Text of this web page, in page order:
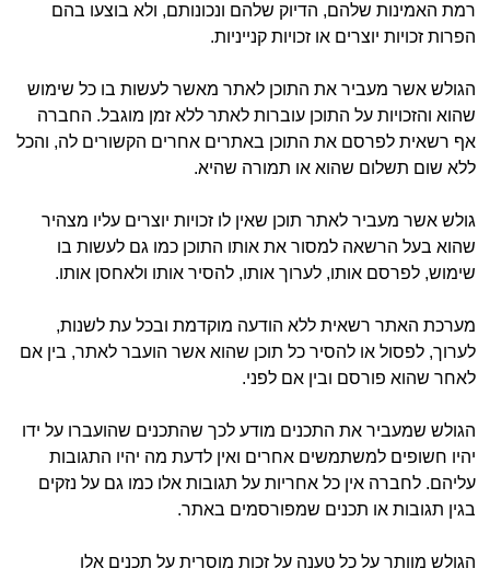
רמת האמינות שלהם, הדיוק שלהם ונכונותם, ולא בוצעו בהם
הפרות זכויות יוצרים או זכויות קנייניות.
הגולש אשר מעביר את התוכן לאתר מאשר לעשות בו כל שימוש
שהוא והזכויות על התוכן עוברות לאתר ללא זמן מוגבל. החברה
אף רשאית לפרסם את התוכן באתרים אחרים הקשורים לה, והכל
ללא שום תשלום שהוא או תמורה שהיא.
גולש אשר מעביר לאתר תוכן שאין לו זכויות יוצרים עליו מצהיר
שהוא בעל הרשאה למסור את אותו התוכן כמו גם לעשות בו
שימוש, לפרסם אותו, לערוך אותו, להסיר אותו ולאחסן אותו.
מערכת האתר רשאית ללא הודעה מוקדמת ובכל עת לשנות,
לערוך, לפסול או להסיר כל תוכן שהוא אשר הועבר לאתר, בין אם
לאחר שהוא פורסם ובין אם לפני.
הגולש שמעביר את התכנים מודע לכך שהתכנים שהועברו על ידו
יהיו חשופים למשתמשים אחרים ואין לדעת מה יהיו התגובות
עליהם. לחברה אין כל אחריות על תגובות אלו כמו גם על נזקים
בגין תגובות או תכנים שמפורסמים באתר.
הגולש מוותר על כל טענה על זכות מוסרית על תכנים אלו